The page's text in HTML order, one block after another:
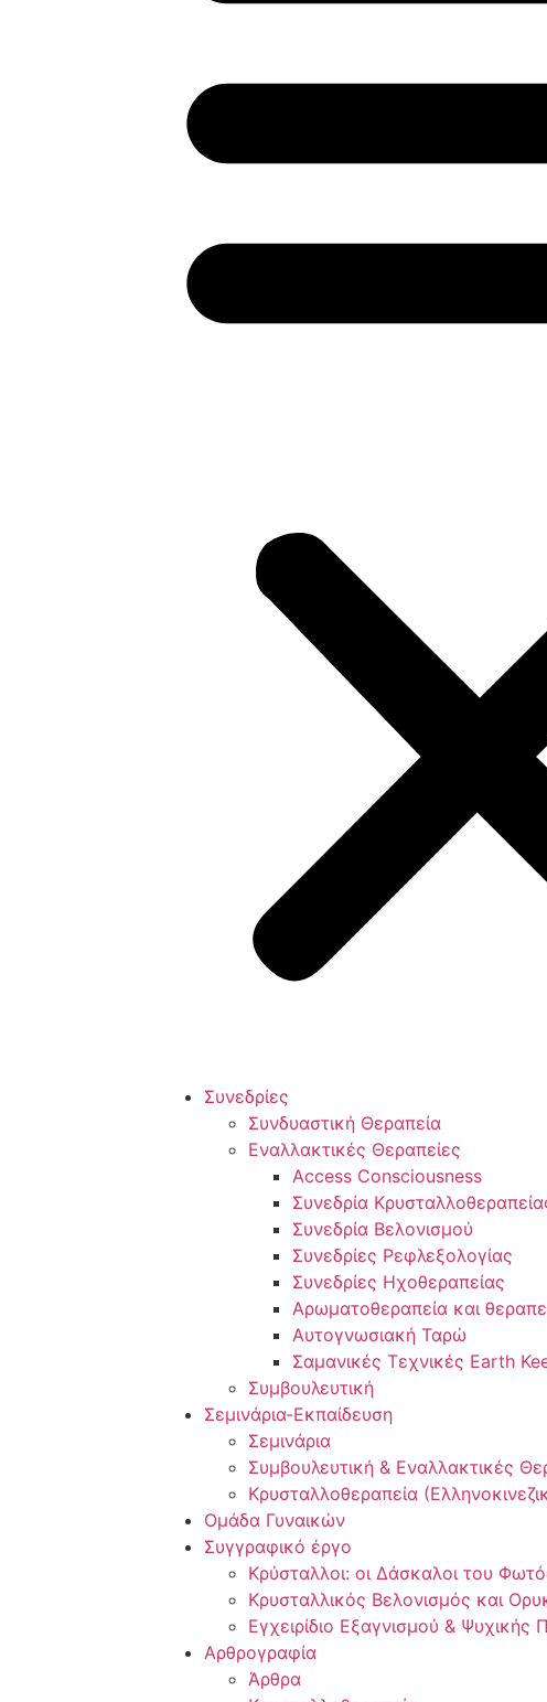
Συνεδρίες
Συνδυαστική Θεραπεία
Εναλλακτικές Θεραπείες
Access Consciousness
Συνεδρία
Συνεδρία Βελονισμού
Συνεδρίες Ρεφλεξολογίας
Συνεδρίες Ηχοθεραπείας
Αρωματοθεραπεία και
Αυτογνωσιακή Ταρώ
Σαμανικές Τεχνικές Earth
Συμβουλευτική
Σεμινάρια-Εκπαίδευση
Σεμινάρια
Συμβουλευτική & Εναλλακτικές
Κρυσταλλοθεραπεία
Ομάδα Γυναικών
Συγγραφικό έργο
Κρύσταλλοι: οι Δάσκαλοι του
Κρυσταλλικός Βελονισμός και
Εγχειρίδιο Εξαγνισμού & Ψυχικής
Αρθρογραφία
Άρθρα